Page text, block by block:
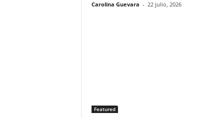
Carolina Guevara - 22 julio, 2026
Featured